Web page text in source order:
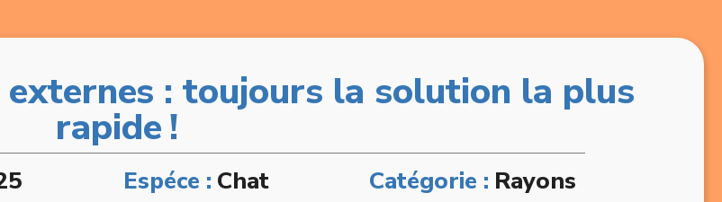
: toujours la solution la plus
rapide !
Espéce : Chat Catégorie : Rayons